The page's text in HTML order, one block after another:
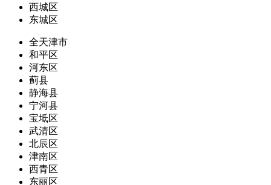
西城区
东城区
全天津市
和平区
河东区
蓟县
静海县
宁河县
宝坻区
武清区
北辰区
津南区
西青区
东丽区